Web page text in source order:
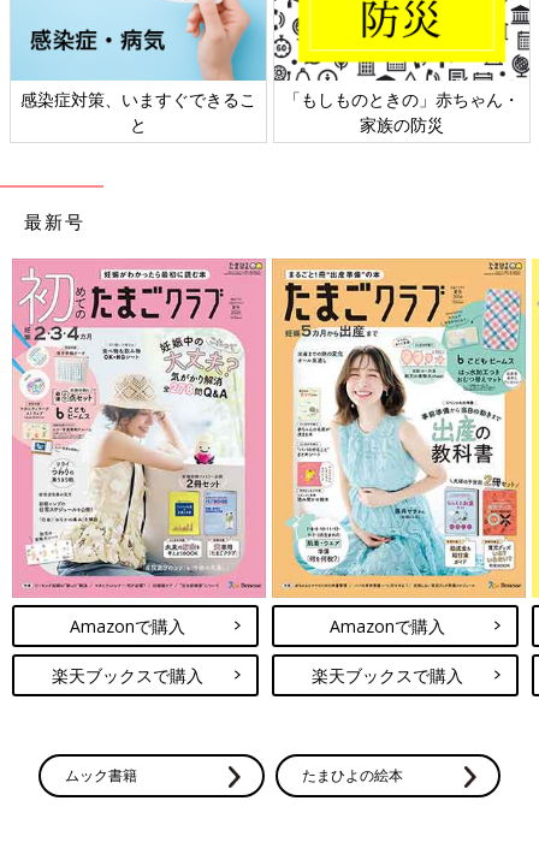
ん・
日本外来小児科学会リーフレッ
六星占術 細木かおりさん
最新号
Amazonで購入
楽天ブックスで購入
Amazonで購入
楽天ブックスで購入
ムック書籍 たまひよの絵本